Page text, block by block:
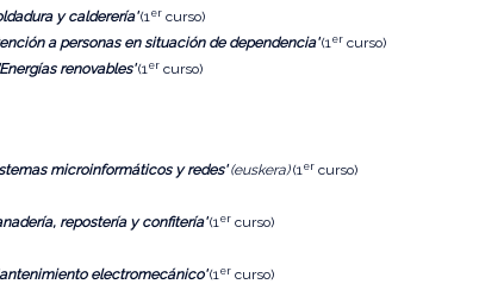
y calderería'(1er curso)
a personas en situación de dependencia'(1er curso)
'Energías renovables'(1er curso)
microinformáticos y redes'(euskera)(1er curso)
repostería y confitería'(1er curso)
electromecánico'(1er curso)